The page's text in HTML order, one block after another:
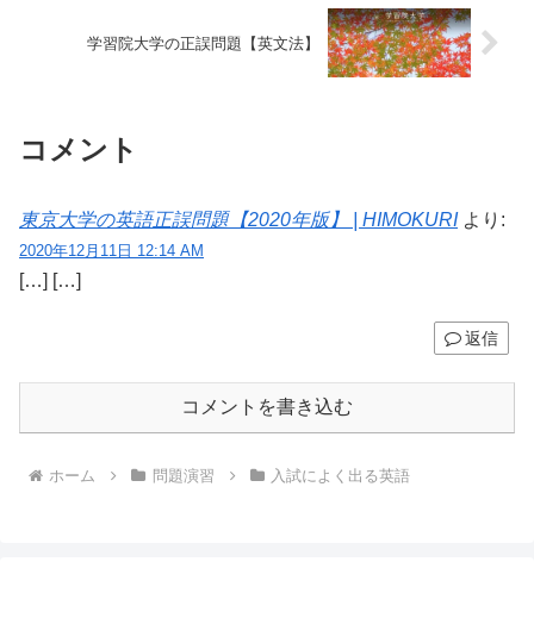
学習院大学の正誤問題【英文法】
コメント
東京大学の英語正誤問題【2020年版】 | HIMOKURI より:
2020年12月11日 12:14 AM
[…] […]
返信
コメントを書き込む
ホーム 問題演習 入試によく出る英語